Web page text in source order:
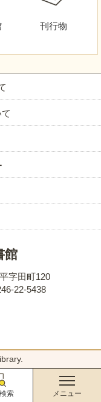
刊行物
館
字田町120
22-5438
索 メニュー